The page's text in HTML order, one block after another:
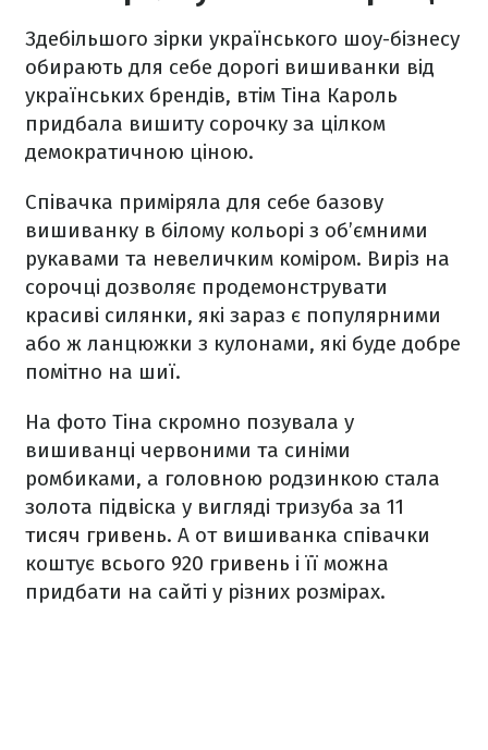
Здебільшого зірки українського шоу-бізнесу
обирають для себе дорогі вишиванки від
українських брендів, втім Тіна Кароль
придбала вишиту сорочку за цілком
демократичною ціною.
Співачка приміряла для себе базову
вишиванку в білому кольорі з об’ємними
рукавами та невеличким коміром. Виріз на
сорочці дозволяє продемонструвати
красиві силянки, які зараз є популярними
або ж ланцюжки з кулонами, які буде добре
помітно на шиї.
На фото Тіна скромно позувала у
вишиванці червоними та синіми
ромбиками, а головною родзинкою стала
золота підвіска у вигляді тризуба за 11
тисяч гривень. А от вишиванка співачки
коштує всього 920 гривень і її можна
придбати на сайті у різних розмірах.